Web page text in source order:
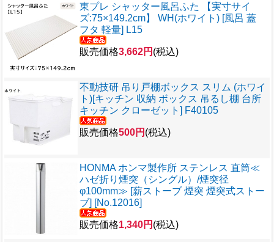
東プレ シャッター風呂ふた 【実寸サイ
ズ:75×149.2cm】 WH(ホワイト) [風呂 蓋
フタ 軽量] L15
販売価格3,662円 (税込)
不動技研 吊り戸棚ボックス スリム (ホワイ
ト)[キッチン 収納 ボックス 吊るし棚 台所
キッチン クローゼット] F40105
販売価格500円 (税込)
HONMA ホンマ製作所 ステンレス 直筒≪
ハゼ折り煙突（シングル）/煙突径
φ100mm≫ [薪ストーブ 煙突 煙突式ストー
ブ] [No.12016]
販売価格1,340円 (税込)